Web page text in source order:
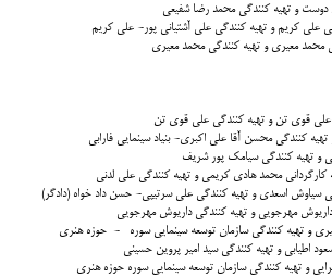
دوست و تهيه كنندگي محمد رضا شفیعی
علی کریم و تهيه كنندگي علی آشتیانی پور- علی کریم
محمد معیری و تهيه كنندگي محمد معیری
علی قوی تن و تهيه كنندگي علی قوی تن
كنندگي محسن آقا علی اکبری- بنیاد سینمایی فارابی
محمد هادی کریمی و تهيه كنندگي علی لدنی
سیاوش اسعدی و تهيه كنندگي علی سرتیپی- حسن داد خواه (دادگر)
مهرجویی و تهيه كنندگي داریوش مهرجویی
و تهيه كنندگي سازمان توسعه سینمایی سوره - حوزه هنری
اطیابی و تهيه كنندگي سید امیر پروین حسینی
و تهيه كنندگي سازمان توسعه سینمایی سوره حوزه هنری